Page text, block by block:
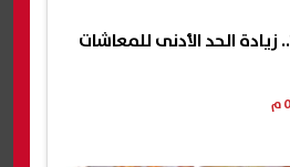
1500 بدلا من 1300.. زيادة الحد الأدنى للمعاشات